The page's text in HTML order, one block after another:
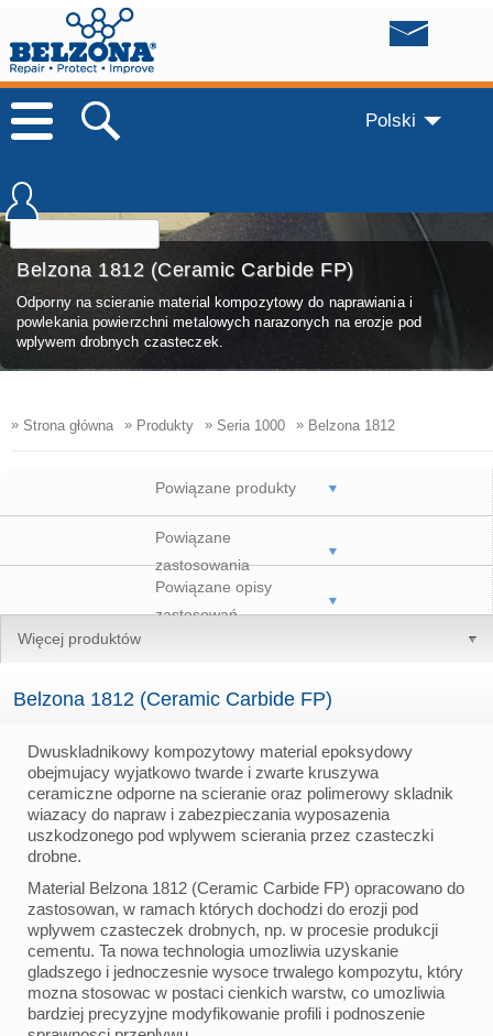
Polski
Belzona 1812 (Ceramic Carbide FP)
Odporny na scieranie material kompozytowy do naprawiania i
powlekania powierzchni metalowych narazonych na erozje pod
wplywem drobnych czasteczek.
» Strona główna » Produkty » Seria 1000 » Belzona 1812
Powiązane produkty
Powiązane
zastosowania
Powiązane opisy
zastosowań
Więcej produktów
Belzona 1812 (Ceramic Carbide FP)
Dwuskladnikowy kompozytowy material epoksydowy
obejmujacy wyjatkowo twarde i zwarte kruszywa
ceramiczne odporne na scieranie oraz polimerowy skladnik
wiazacy do napraw i zabezpieczania wyposazenia
uszkodzonego pod wplywem scierania przez czasteczki
drobne.
Material Belzona 1812 (Ceramic Carbide FP) opracowano do
zastosowan, w ramach których dochodzi do erozji pod
wplywem czasteczek drobnych, np. w procesie produkcji
cementu. Ta nowa technologia umozliwia uzyskanie
gladszego i jednoczesnie wysoce trwalego kompozytu, który
mozna stosowac w postaci cienkich warstw, co umozliwia
bardziej precyzyjne modyfikowanie profili i podnoszenie